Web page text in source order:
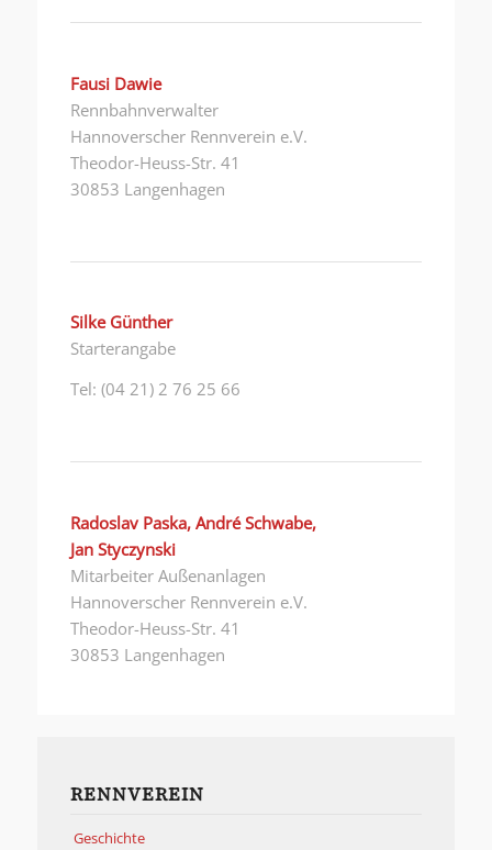
Fausi Dawie
Rennbahnverwalter
Hannoverscher Rennverein e.V.
Theodor-Heuss-Str. 41
30853 Langenhagen
Silke Günther
Starterangabe
Tel: (04 21) 2 76 25 66
Radoslav Paska, André Schwabe,
Jan Styczynski
Mitarbeiter Außenanlagen
Hannoverscher Rennverein e.V.
Theodor-Heuss-Str. 41
30853 Langenhagen
RENNVEREIN
Geschichte